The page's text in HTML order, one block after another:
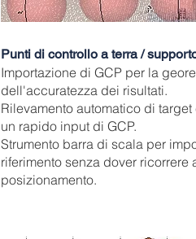
Punti di controllo a terra /
Importazione di GCP per la
dell'accuratezza dei risultati.
Rilevamento automatico di
un rapido input di GCP.
Strumento barra di scala per
riferimento senza dover ricorrere
posizionamento.